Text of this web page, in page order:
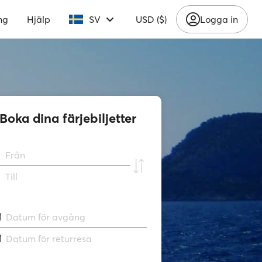
Hjälp SV USD ($) Logga in
Boka dina färjebiljetter
Från
Till
Datum för avgång
Datum för returresa